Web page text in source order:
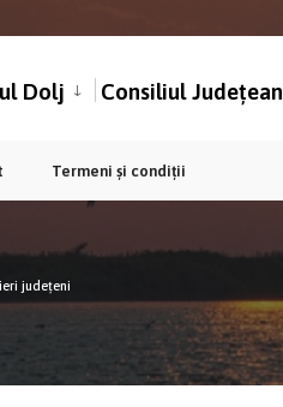
Dolj Consiliul Județean
Termeni și condiții
județeni